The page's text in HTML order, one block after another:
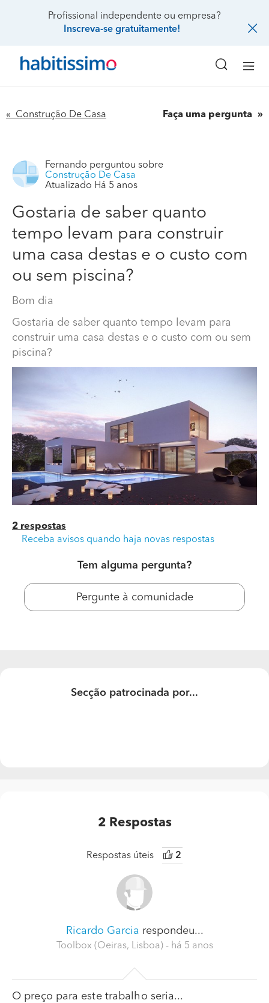
Profissional independente ou empresa?
Inscreva-se gratuitamente!
« Construção De Casa Faça uma pergunta
Gostaria de saber quanto tempo levam para construir
uma casa destas e o custo com ou sem piscina?
Bom dia
Gostaria de saber quanto tempo levam para construir
uma casa destas e o custo com ou sem piscina?
Fernando perguntou sobre
Construção De Casa
Atualizado Há 5 anos
Gostaria de saber quanto
tempo levam para construir
uma casa destas e o custo com
ou sem piscina?
Bom dia
Gostaria de saber quanto tempo levam para
construir uma casa destas e o custo com ou sem
piscina?
2 respostas
Receba avisos quando haja novas respostas
Tem alguma pergunta?
Pergunte à comunidade
Secção patrocinada por...
2 Respostas
Respostas úteis 2
Ricardo Garcia respondeu...
Toolbox (Oeiras, Lisboa) - há 5 anos
O preço para este trabalho seria...